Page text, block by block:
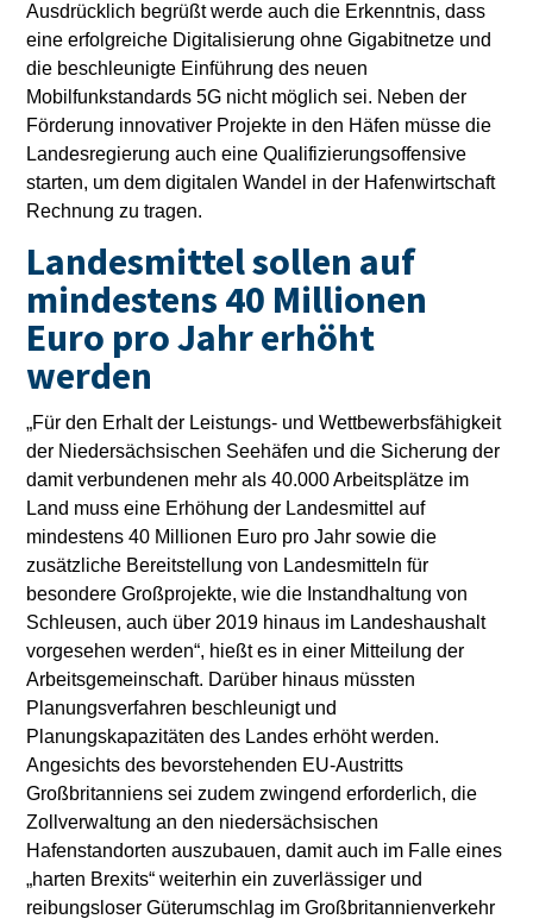
Ausdrücklich begrüßt werde auch die Erkenntnis, dass
eine erfolgreiche Digitalisierung ohne Gigabitnetze und
die beschleunigte Einführung des neuen
Mobilfunkstandards 5G nicht möglich sei. Neben der
Förderung innovativer Projekte in den Häfen müsse die
Landesregierung auch eine Qualifizierungsoffensive
starten, um dem digitalen Wandel in der Hafenwirtschaft
Rechnung zu tragen.
Landesmittel sollen auf
mindestens 40 Millionen
Euro pro Jahr erhöht
werden
„Für den Erhalt der Leistungs- und Wettbewerbsfähigkeit
der Niedersächsischen Seehäfen und die Sicherung der
damit verbundenen mehr als 40.000 Arbeitsplätze im
Land muss eine Erhöhung der Landesmittel auf
mindestens 40 Millionen Euro pro Jahr sowie die
zusätzliche Bereitstellung von Landesmitteln für
besondere Großprojekte, wie die Instandhaltung von
Schleusen, auch über 2019 hinaus im Landeshaushalt
vorgesehen werden“, hießt es in einer Mitteilung der
Arbeitsgemeinschaft. Darüber hinaus müssten
Planungsverfahren beschleunigt und
Planungskapazitäten des Landes erhöht werden.
Angesichts des bevorstehenden EU-Austritts
Großbritanniens sei zudem zwingend erforderlich, die
Zollverwaltung an den niedersächsischen
Hafenstandorten auszubauen, damit auch im Falle eines
„harten Brexits“ weiterhin ein zuverlässiger und
reibungsloser Güterumschlag im Großbritannienverkehr